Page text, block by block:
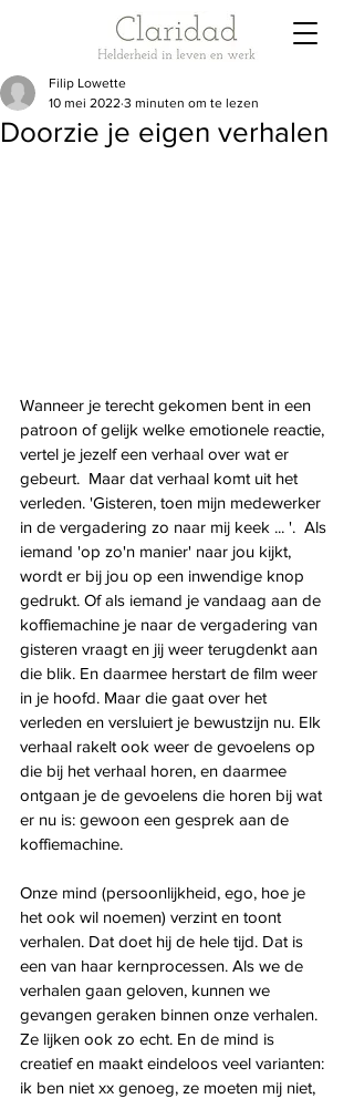
Doorzie je eigen verhalen
Filip Lowette
10 mei 2022 3 minuten om te lezen
Wanneer je terecht gekomen bent in een
patroon of gelijk welke emotionele reactie,
vertel je jezelf een verhaal over wat er
gebeurt.  Maar dat verhaal komt uit het
verleden. 'Gisteren, toen mijn medewerker
in de vergadering zo naar mij keek ... '.  Als
iemand 'op zo'n manier' naar jou kijkt,
wordt er bij jou op een inwendige knop
gedrukt. Of als iemand je vandaag aan de
koffiemachine je naar de vergadering van
gisteren vraagt en jij weer terugdenkt aan
die blik. En daarmee herstart de film weer
in je hoofd. Maar die gaat over het
verleden en versluiert je bewustzijn nu. Elk
verhaal rakelt ook weer de gevoelens op
die bij het verhaal horen, en daarmee
ontgaan je de gevoelens die horen bij wat
er nu is: gewoon een gesprek aan de
koffiemachine.
Onze mind (persoonlijkheid, ego, hoe je
het ook wil noemen) verzint en toont
verhalen. Dat doet hij de hele tijd. Dat is
een van haar kernprocessen. Als we de
verhalen gaan geloven, kunnen we
gevangen geraken binnen onze verhalen.
Ze lijken ook zo echt. En de mind is
creatief en maakt eindeloos veel varianten:
ik ben niet xx genoeg, ze moeten mij niet,